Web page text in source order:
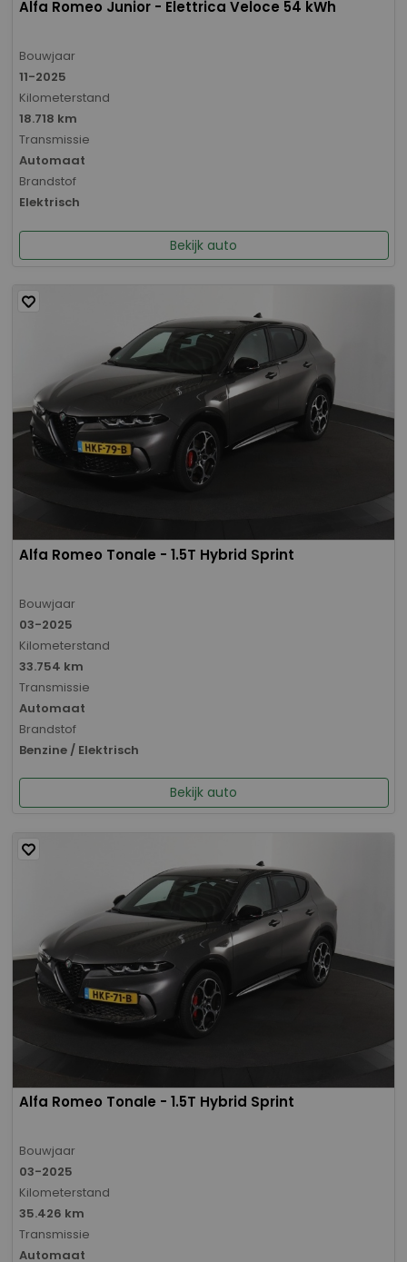
Alfa Romeo Junior - Elettrica Veloce 54 kWh
Bouwjaar
11-2025
Kilometerstand
18.718 km
Transmissie
Automaat
Brandstof
Elektrisch
Bekijk auto
Alfa Romeo Tonale - 1.5T Hybrid Sprint
Bouwjaar
03-2025
Kilometerstand
33.754 km
Transmissie
Automaat
Brandstof
Benzine / Elektrisch
Bekijk auto
Alfa Romeo Tonale - 1.5T Hybrid Sprint
Bouwjaar
03-2025
Kilometerstand
35.426 km
Transmissie
Automaat